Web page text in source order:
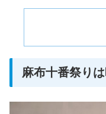
麻布十番祭り